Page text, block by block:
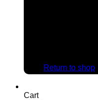
Return to shop
Cart